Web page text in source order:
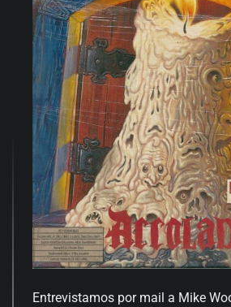
Entrevistamos por mail a Mike